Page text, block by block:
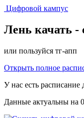
Цифровой кампус
Лень качать -
или пользуйся тг-апп
Открыть полное
У нас есть расписание
Данные актуальны на